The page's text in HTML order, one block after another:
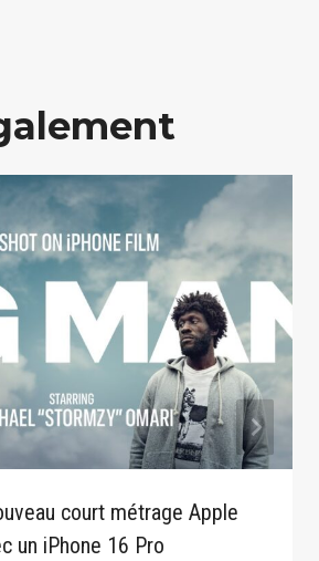
court métrage Apple
un iPhone 16 Pro